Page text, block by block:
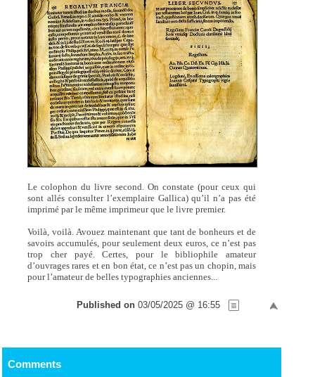
Le colophon du livre second. On constate (pour ceux qui
sont allés consulter l’exemplaire Gallica) qu’il n’a pas été
imprimé par le même imprimeur que le livre premier.
Voilà, voilà. Avouez maintenant que tant de bonheurs et de
savoirs accumulés, pour seulement deux euros, ce n’est pas
trop cher payé. Certes, pour le bibliophile amateur
d’ouvrages rares et en bon état, ce n’est pas un chopin, mais
pour l’amateur de belles typographies anciennes...
Published on 03/05/2025 @ 16:55
Comments